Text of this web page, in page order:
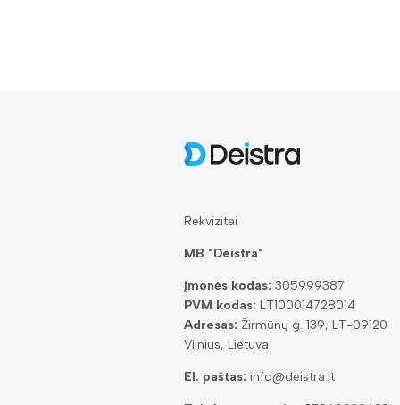
Rekvizitai
MB "Deistra"
Įmonės kodas: 305999387
PVM kodas: LT100014728014
Adresas: Žirmūnų g. 139, LT-09120
Vilnius, Lietuva
El. paštas: info@deistra.lt